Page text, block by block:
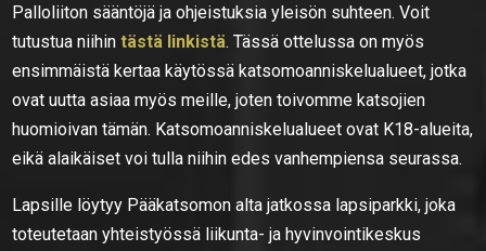
Palloliiton sääntöjä ja ohjeistuksia yleisön suhteen. Voit
tutustua niihintästä linkistä. Tässä ottelussa on myös
ensimmäistä kertaa käytössä katsomoanniskelualueet, jotka
ovat uutta asiaa myös meille, joten toivomme katsojien
huomioivan tämän. Katsomoanniskelualueet ovat K18-alueita,
eikä alaikäiset voi tulla niihin edes vanhempiensa seurassa.
Lapsille löytyy Pääkatsomon alta jatkossa lapsiparkki, joka
toteutetaan yhteistyössä liikunta- ja hyvinvointikeskus